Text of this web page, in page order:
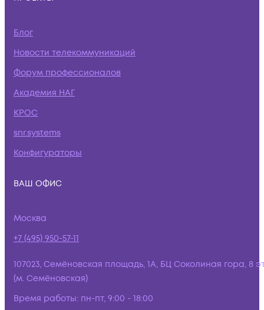
Блог
Новости телекоммуникаций
Форум профессионалов
Академия НАГ
КРОС
snr.systems
Конфигураторы
ВАШ ОФИС
Москва
+7 (495) 950-57-11
107023, Семёновская площадь, 1А, БЦ Соколиная гора, 8
(м. Семёновская)
Время работы: пн-пт, 9:00 - 18:00